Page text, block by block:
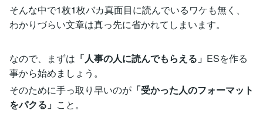
そんな中で1枚1枚バカ真面目に読んでいるワケも無く、
わかりづらい文章は真っ先に省かれてしまいます。
なので、まずは 「人事の人に読んでもらえる」 ESを作る
事から始めましょう。
そのために手っ取り早いのが 「受かった人のフォーマット
をパクる」 こと。